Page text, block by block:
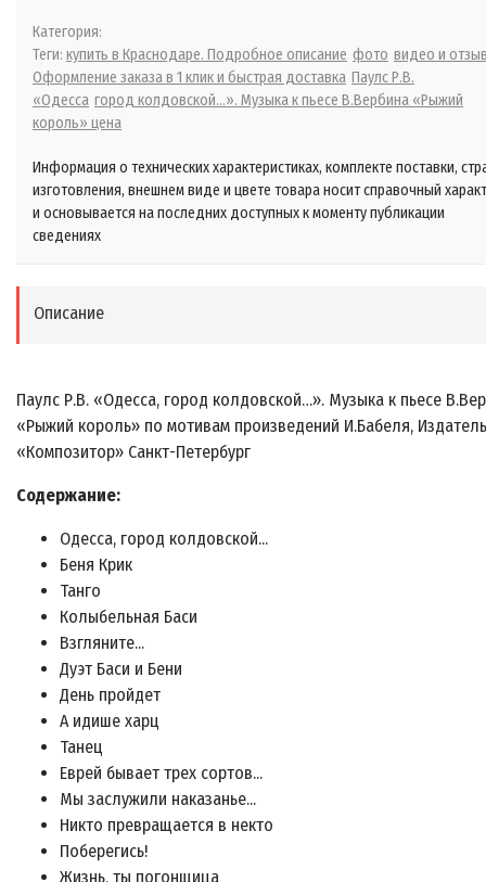
Категория:
Теги: купить в Краснодаре. Подробное описание фото видео и
Оформление заказа в 1 клик и быстрая доставка Паулс Р.В.
«Одесса город колдовской…». Музыка к пьесе В.Вербина «Рыжий
король» цена
Информация о технических характеристиках, комплекте поставки,
изготовления, внешнем виде и цвете товара носит справочный
и основывается на последних доступных к моменту публикации
сведениях
Описание
Паулс Р.В. «Одесса, город колдовской…». Музыка к пьесе
«Рыжий король» по мотивам произведений И.Бабеля,
«Композитор» Санкт-Петербург
Содержание:
Одесса, город колдовской...
Беня Крик
Танго
Колыбельная Баси
Взгляните...
Дуэт Баси и Бени
День пройдет
А идише харц
Танец
Еврей бывает трех сортов...
Мы заслужили наказанье...
Никто превращается в некто
Поберегись!
Жизнь, ты погонщица